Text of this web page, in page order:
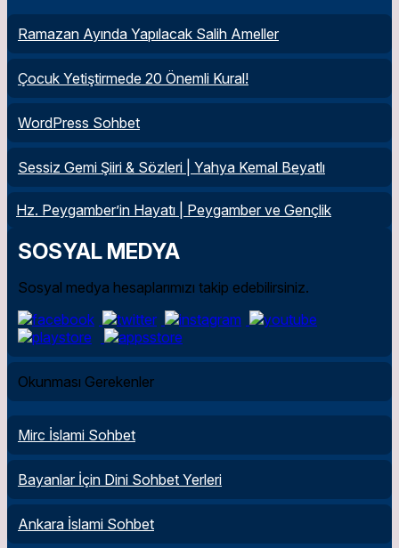
Ramazan Ayında Yapılacak Salih Ameller
Çocuk Yetiştirmede 20 Önemli Kural!
WordPress Sohbet
Sessiz Gemi Şiiri & Sözleri | Yahya Kemal Beyatlı
Hz. Peygamber’in Hayatı | Peygamber ve Gençlik
SOSYAL MEDYA
Sosyal medya hesaplarımızı takip edebilirsiniz.
Okunması Gerekenler
Mirc İslami Sohbet
Bayanlar İçin Dini Sohbet Yerleri
Ankara İslami Sohbet